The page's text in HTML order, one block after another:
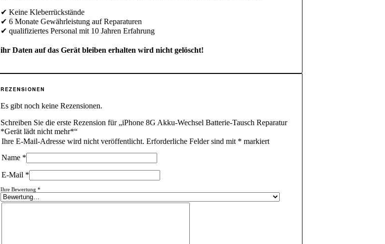
✔ Keine Kleberrückstände
✔ 6 Monate Gewährleistung auf Reparaturen
✔ qualifiziertes Personal mit 10 Jahren Erfahrung
ihr Daten auf das Gerät bleiben erhalten wird nicht gelöscht!
REZENSIONEN
Es gibt noch keine Rezensionen.
Schreiben Sie die erste Rezension für „iPhone 8G Akku-Wechsel Batterie-Tausch Reparatur
*Gerät lädt nicht mehr*“
Ihre E-Mail-Adresse wird nicht veröffentlicht. Erforderliche Felder sind mit * markiert
Name *
E-Mail *
Ihre Bewertung*